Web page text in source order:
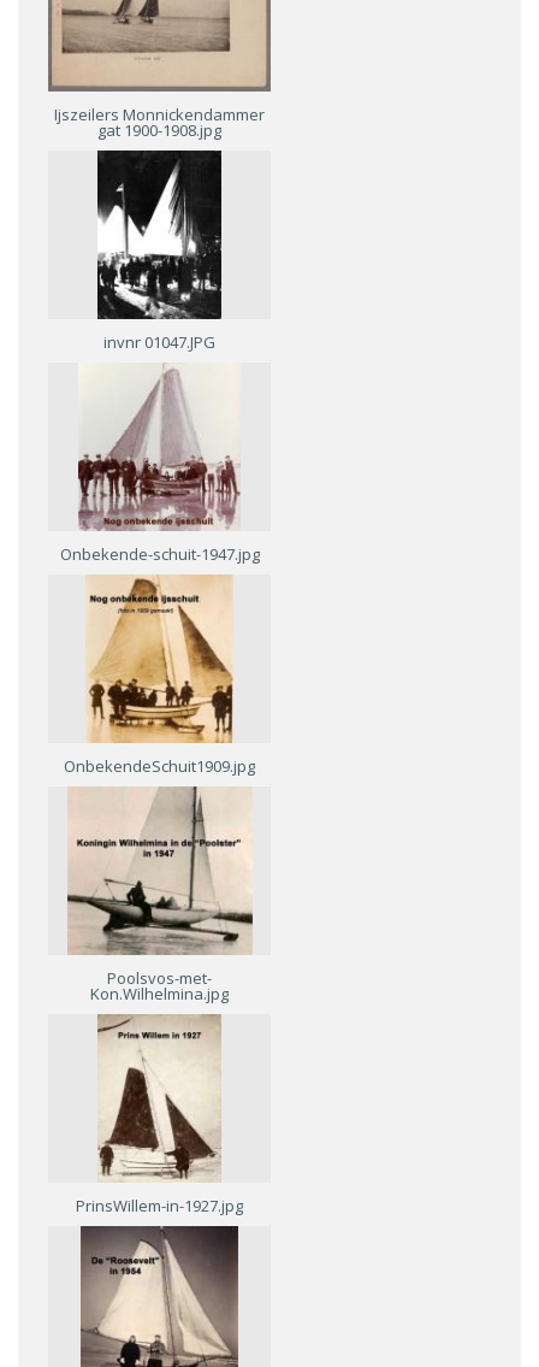
Ijszeilers Monnickendammer
gat 1900-1908.jpg
invnr 01047.JPG
Onbekende-schuit-1947.jpg
OnbekendeSchuit1909.jpg
Poolsvos-met-
Kon.Wilhelmina.jpg
PrinsWillem-in-1927.jpg